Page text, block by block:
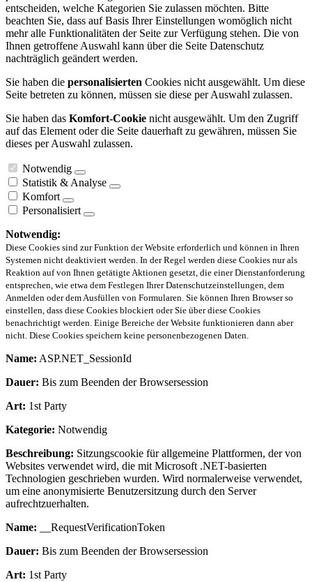
entscheiden, welche Kategorien Sie zulassen möchten. Bitte
beachten Sie, dass auf Basis Ihrer Einstellungen womöglich nicht
mehr alle Funktionalitäten der Seite zur Verfügung stehen. Die von
Ihnen getroffene Auswahl kann über die Seite Datenschutz
nachträglich geändert werden.
Sie haben die personalisierten Cookies nicht ausgewählt. Um diese
Seite betreten zu können, müssen sie diese per Auswahl zulassen.
Sie haben das Komfort-Cookie nicht ausgewählt. Um den Zugriff
auf das Element oder die Seite dauerhaft zu gewähren, müssen Sie
dieses per Auswahl zulassen.
Notwendig
Statistik & Analyse
Komfort
Personalisiert
Notwendig:
Diese Cookies sind zur Funktion der Website erforderlich und können in Ihren
Systemen nicht deaktiviert werden. In der Regel werden diese Cookies nur als
Reaktion auf von Ihnen getätigte Aktionen gesetzt, die einer Dienstanforderung
entsprechen, wie etwa dem Festlegen Ihrer Datenschutzeinstellungen, dem
Anmelden oder dem Ausfüllen von Formularen. Sie können Ihren Browser so
einstellen, dass diese Cookies blockiert oder Sie über diese Cookies
benachrichtigt werden. Einige Bereiche der Website funktionieren dann aber
nicht. Diese Cookies speichern keine personenbezogenen Daten.
Name: ASP.NET_SessionId
Dauer: Bis zum Beenden der Browsersession
Art: 1st Party
Kategorie: Notwendig
Beschreibung: Sitzungscookie für allgemeine Plattformen, der von
Websites verwendet wird, die mit Microsoft .NET-basierten
Technologien geschrieben wurden. Wird normalerweise verwendet,
um eine anonymisierte Benutzersitzung durch den Server
aufrechtzuerhalten.
Name: __RequestVerificationToken
Dauer: Bis zum Beenden der Browsersession
Art: 1st Party